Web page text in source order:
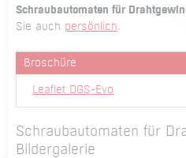
Schraubautomaten für
Sie auch persönlich.
Broschüre
Leaflet DGS-Evo
Schraubautomaten für
Bildergalerie